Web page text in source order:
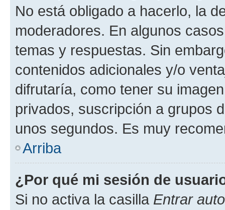
No está obligado a hacerlo, la
moderadores. En algunos
temas y respuestas. Sin
contenidos adicionales y/o
difrutaría, como tener su
privados, suscripción a grupos
unos segundos. Es muy
Arriba
¿Por qué mi sesión de
Si no activa la casilla Entrar